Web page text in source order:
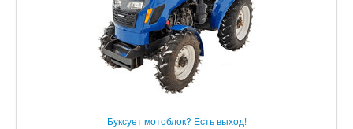
Буксует мотоблок? Есть выход!